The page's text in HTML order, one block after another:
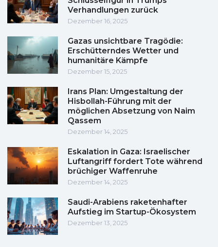
Verhandlungen zurück
Dezember 16, 2025
Gazas unsichtbare Tragödie:
Erschütterndes Wetter und
humanitäre Kämpfe
Dezember 15, 2025
Irans Plan: Umgestaltung der
Hisbollah-Führung mit der
möglichen Absetzung von Naim
Qassem
Dezember 14, 2025
Eskalation in Gaza: Israelischer
Luftangriff fordert Tote während
brüchiger Waffenruhe
Dezember 14, 2025
Saudi-Arabiens raketenhafter
Aufstieg im Startup-Ökosystem
Dezember 13, 2025